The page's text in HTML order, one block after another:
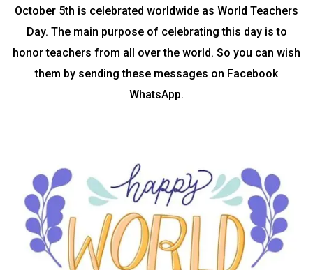
October 5th is celebrated worldwide as World Teachers
Day. The main purpose of celebrating this day is to
honor teachers from all over the world. So you can wish
them by sending these messages on Facebook
WhatsApp.